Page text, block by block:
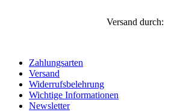
Versand durch:
Zahlungsarten
Versand
Widerrufsbelehrung
Wichtige Informationen
Newsletter